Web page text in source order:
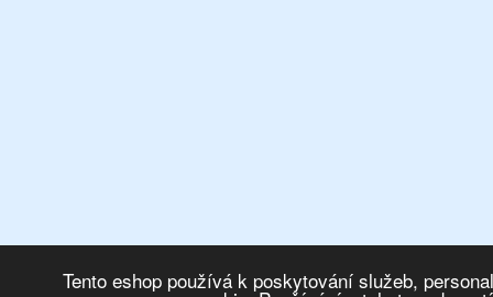
Tento eshop používá k poskytování služeb,